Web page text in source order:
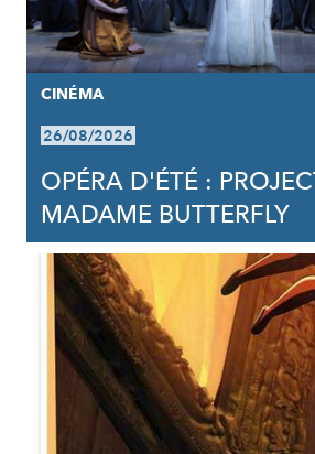
CINÉMA
26/08/2026
OPÉRA D'ÉTÉ :
MADAME BUTTERFLY